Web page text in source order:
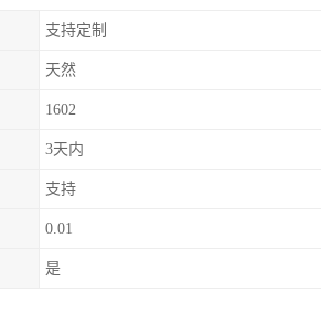
支持定制
天然
1602
3天内
支持
0.01
是